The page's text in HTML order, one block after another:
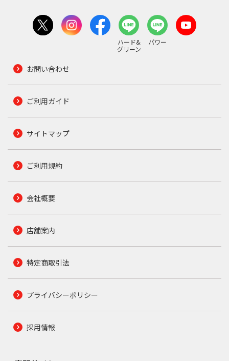
ハード&
グリーン
パワー
お問い合わせ
ご利用ガイド
サイトマップ
ご利用規約
会社概要
店舗案内
特定商取引法
プライバシーポリシー
採用情報